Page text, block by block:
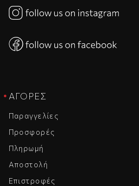
ΑΓΟΡΈΣ
Παραγγελίες
Προσφορές
Πληρωμή
Αποστολή
Επιστροφές